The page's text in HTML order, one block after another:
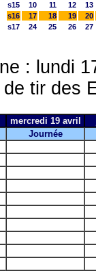
s15
10 11 12
13
s16
17 18 19
20
s17
24 25 26 27
: lundi
tir des
mercredi 19 avril
Journée